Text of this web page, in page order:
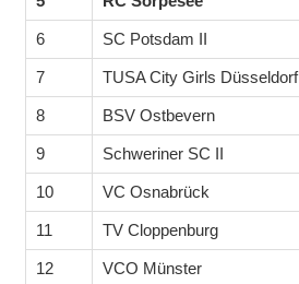
6 SC Potsdam II
7 TUSA City Girls Düsseldorf
8 BSV Ostbevern
9 Schweriner SC II
10 VC Osnabrück
11 TV Cloppenburg
12 VCO Münster